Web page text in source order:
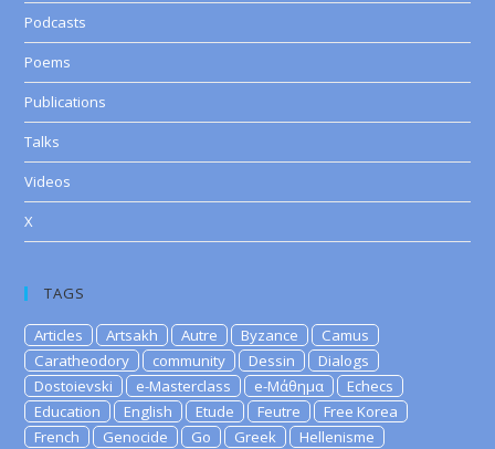
Podcasts
Poems
Publications
Talks
Videos
X
TAGS
Articles Artsakh Autre Byzance
Camus
Caratheodory
community Dessin
Dialogs
Dostoievski
e-Masterclass e-Μάθημα
Echecs
Education
English Etude Feutre
Free Korea
French
Genocide Go Greek
Hellenisme